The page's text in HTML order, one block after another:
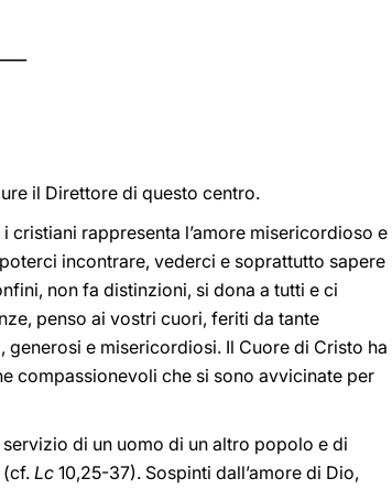
il Direttore di questo centro.
cristiani rappresenta l’amore misericordioso e
incontrare, vederci e soprattutto sapere
non fa distinzioni, si dona a tutti e ci
penso ai vostri cuori, feriti da tante
e misericordiosi. Il Cuore di Cristo ha
compassionevoli che si sono avvicinate per
servizio di un uomo di un altro popolo e di
(cf. Lc 10,25-37). Sospinti dall’amore di Dio,